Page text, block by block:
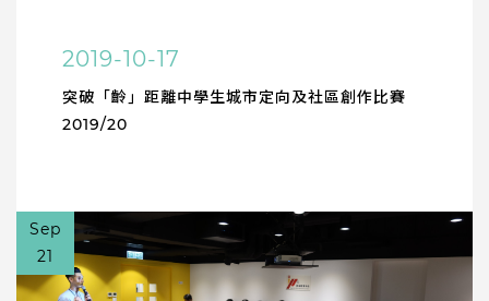
2019-10-17
突破「齡」距離中學生城市定向及社區創作比賽
2019/20
Sep
21